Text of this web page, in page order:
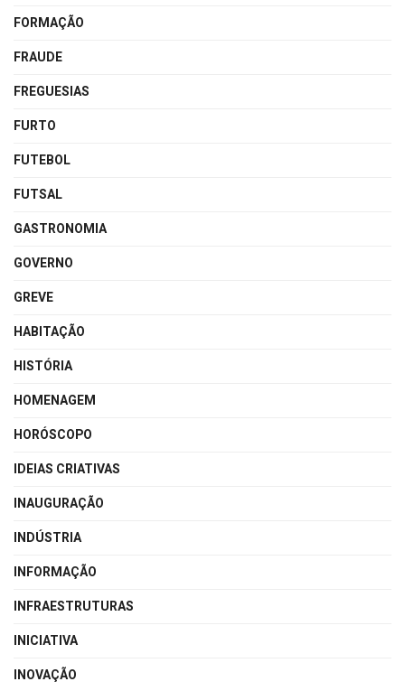
FORMAÇÃO
FRAUDE
FREGUESIAS
FURTO
FUTEBOL
FUTSAL
GASTRONOMIA
GOVERNO
GREVE
HABITAÇÃO
HISTÓRIA
HOMENAGEM
HORÓSCOPO
IDEIAS CRIATIVAS
INAUGURAÇÃO
INDÚSTRIA
INFORMAÇÃO
INFRAESTRUTURAS
INICIATIVA
INOVAÇÃO